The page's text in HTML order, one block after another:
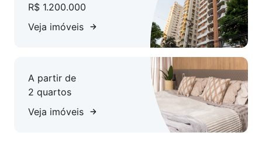
R$ 1.200.000
Veja imóveis
A partir de
2 quartos
Veja imóveis